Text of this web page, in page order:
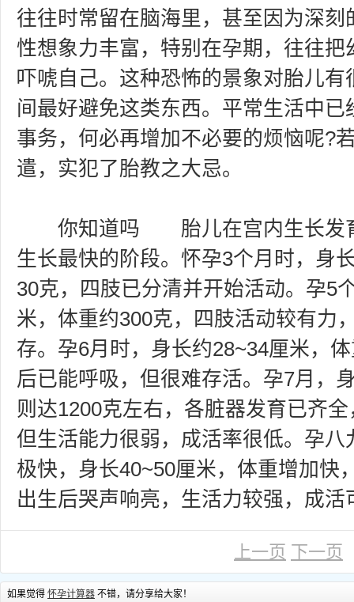
往往时常留在脑海里，甚至因为深
性想象力丰富，特别在孕期，往往
吓唬自己。这种恐怖的景象对胎儿
间最好避免这类东西。平常生活中
事务，何必再增加不必要的烦恼呢?
遣，实犯了胎教之大忌。
你知道吗 胎儿在宫内生长发育
生长最快的阶段。怀孕3个月时，身
30克，四肢已分清并开始活动。孕5
米，体重约300克，四肢活动较有力
存。孕6月时，身长约28~34厘米，
后已能呼吸，但很难存活。孕7月，
则达1200克左右，各脏器发育已齐
但生活能力很弱，成活率很低。孕
极快，身长40~50厘米，体重增加快
出生后哭声响亮，生活力较强，成活
上一页 下一页
如果觉得 怀孕计算器 不错，请分享给大家！